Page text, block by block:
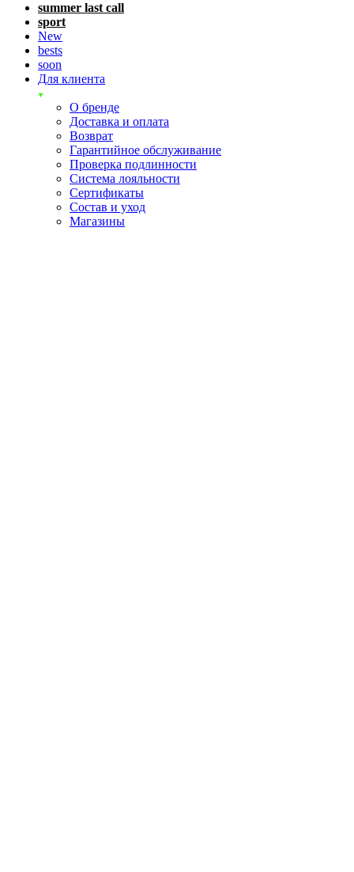
summer last call
sport
New
bests
soon
Для клиента
О бренде
Доставка и оплата
Возврат
Гарантийное обслуживание
Проверка подлинности
Система лояльности
Сертификаты
Состав и уход
Магазины